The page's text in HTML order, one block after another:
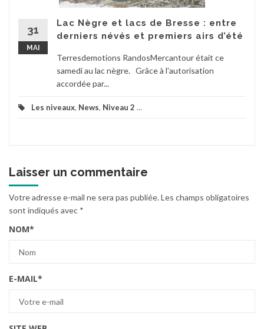
31
MAI
Lac Nègre et lacs de Bresse : entre
derniers névés et premiers airs d’été
Terresdemotions RandosMercantour était ce
samedi au lac nègre. Grâce à l'autorisation
accordée par...
Les niveaux, News, Niveau 2 ...
Laisser un commentaire
Votre adresse e-mail ne sera pas publiée.Les champs obligatoires
sont indiqués avec *
NOM*
E-MAIL*